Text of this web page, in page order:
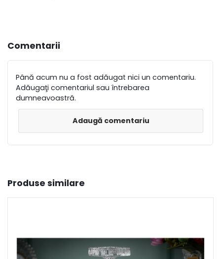
Comentarii
Până acum nu a fost adăugat nici un comentariu.
Adăugaţi comentariul sau întrebarea
dumneavoastră.
Adaugă comentariu
Produse similare